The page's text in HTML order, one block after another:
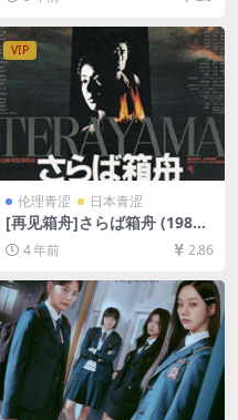
云盘资源1080P超清未删减]
[MP4/6.0GB][中文字幕]
VIP
伦理青涩 日本青涩
[再见箱舟]さらば箱舟 (1984)
[百度网盘+迅雷云盘资源1080
P超清未删减][MP4/7.8GB][日
语中字]【视频文件+防和谐压
缩包（含解压密码）】
4 年前 2.86